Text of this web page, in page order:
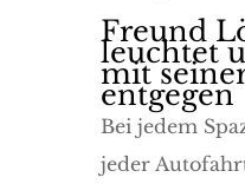
Freund
leuchtet
mit
entgegen
Bei jedem
jeder